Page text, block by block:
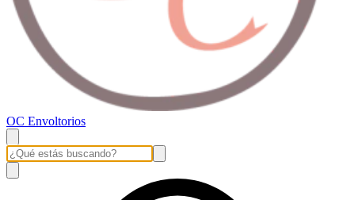
OC Envoltorios